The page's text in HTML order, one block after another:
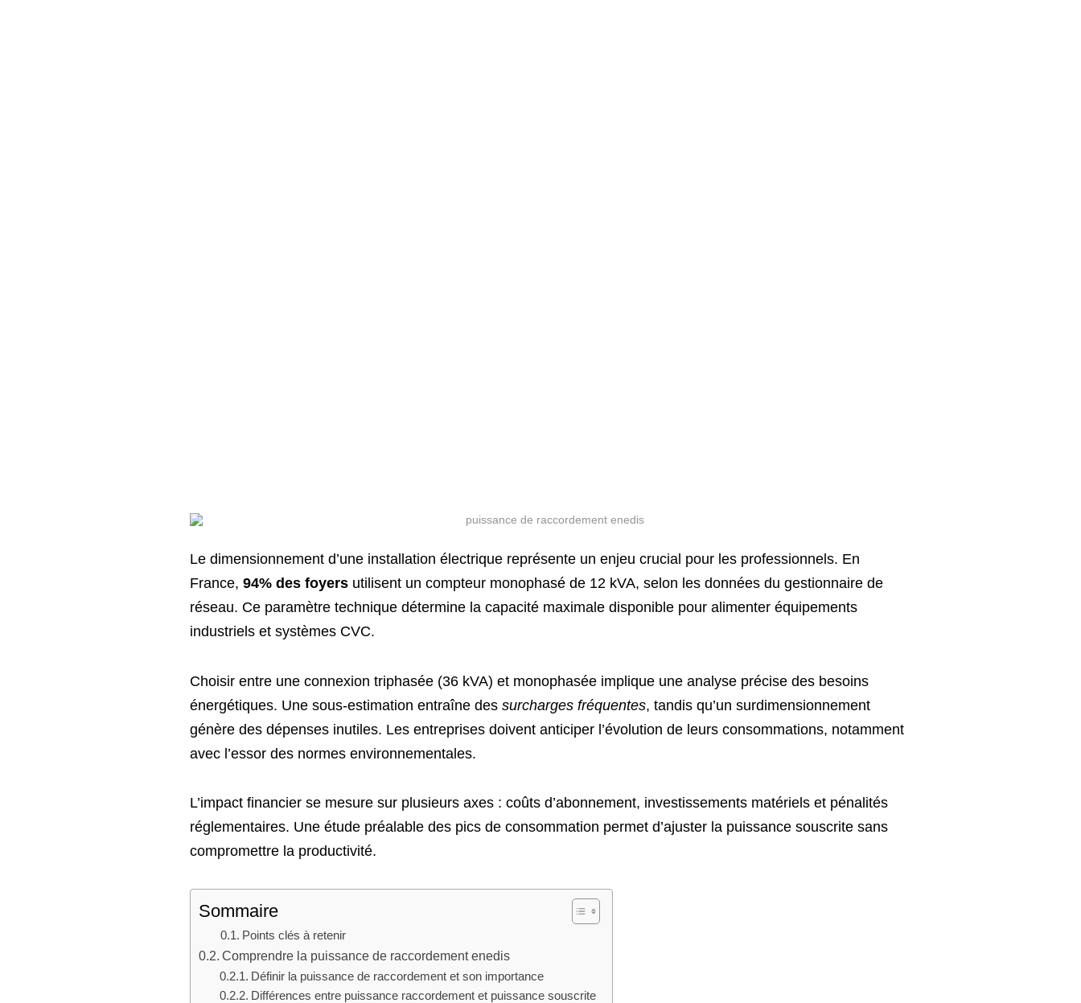
Le dimensionnement d’une installation électrique représente un enjeu crucial pour les professionnels. En
France, 94% des foyers utilisent un compteur monophasé de 12 kVA, selon les données du gestionnaire de
réseau. Ce paramètre technique détermine la capacité maximale disponible pour alimenter équipements
industriels et systèmes CVC.
Choisir entre une connexion triphasée (36 kVA) et monophasée implique une analyse précise des besoins
énergétiques. Une sous-estimation entraîne des surcharges fréquentes, tandis qu’un surdimensionnement
génère des dépenses inutiles. Les entreprises doivent anticiper l’évolution de leurs consommations, notamment
avec l’essor des normes environnementales.
L’impact financier se mesure sur plusieurs axes : coûts d’abonnement, investissements matériels et pénalités
réglementaires. Une étude préalable des pics de consommation permet d’ajuster la puissance souscrite sans
compromettre la productivité.
Sommaire
Points clés à retenir
Comprendre la puissance de raccordement enedis
Définir la puissance de raccordement et son importance
Différences entre puissance raccordement et puissance souscrite